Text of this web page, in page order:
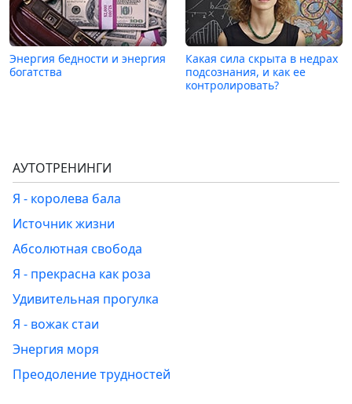
Энергия бедности и энергия
богатства
Какая сила скрыта в недрах
подсознания, и как ее
контролировать?
АУТОТРЕНИНГИ
Я - королева бала
Источник жизни
Абсолютная свобода
Я - прекрасна как роза
Удивительная прогулка
Я - вожак стаи
Энергия моря
Преодоление трудностей